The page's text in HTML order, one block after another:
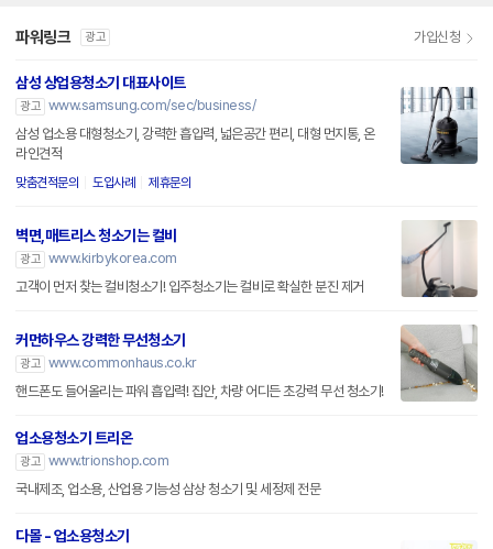
파워링크 광고 가입신청
삼성 상업용청소기 대표사이트
광고 www.samsung.com/sec/business/
삼성 업소용 대형청소기, 강력한 흡입력, 넓은공간 편리, 대형 먼지통, 온
라인견적
맞춤견적문의 도입사례 제휴문의
벽면,매트리스 청소기는 컬비
광고 www.kirbykorea.com
고객이 먼저 찾는 컬비청소기! 입주청소기는 컬비로 확실한 분진 제거
커먼하우스 강력한 무선청소기
광고 www.commonhaus.co.kr
핸드폰도 들어올리는 파워 흡입력! 집안, 차량 어디든 초강력 무선 청소기!
업소용청소기 트리온
광고 www.trionshop.com
국내제조, 업소용, 산업용 기능성 삼상 청소기 및 세정제 전문
다몰 - 업소용청소기